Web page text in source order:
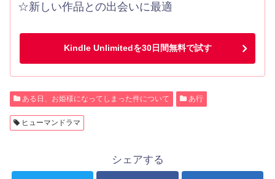
☆新しい作品との出会いに最適
Kindle Unlimitedを30日間無料で試す
ある日、お姫様になってしまった件について あ行
ヒューマンドラマ
シェアする